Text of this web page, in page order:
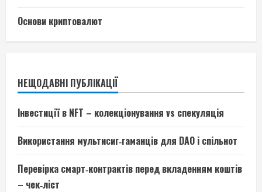
Основи криптовалют
НЕЩОДАВНІ ПУБЛІКАЦІЇ
Інвестиції в NFT – колекціонування vs спекуляція
Використання мультисиг‑гаманців для DAO і спільнот
Перевірка смарт‑контрактів перед вкладенням коштів
– чек‑ліст